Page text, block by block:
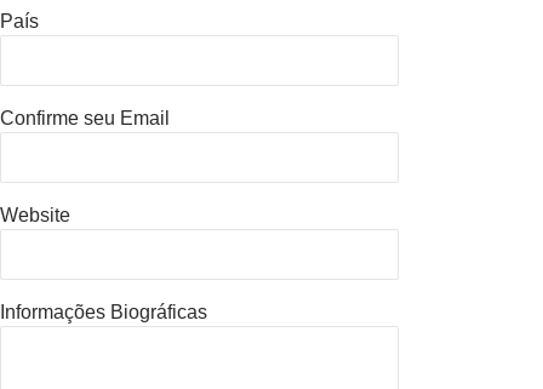
País
Confirme seu Email
Website
Informações Biográficas